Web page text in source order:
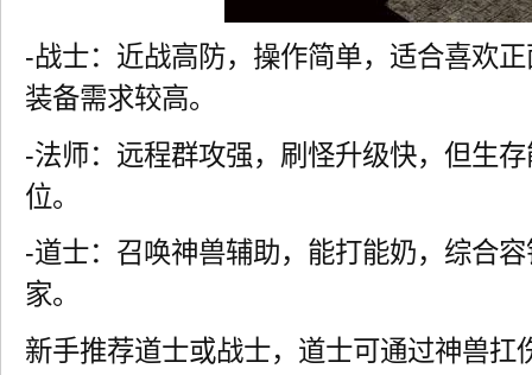
-战士：近战高防，操作简单，适合喜欢
装备需求较高。
-法师：远程群攻强，刷怪升级快，但生
位。
-道士：召唤神兽辅助，能打能奶，综合
家。
新手推荐道士或战士，道士可通过神兽扛